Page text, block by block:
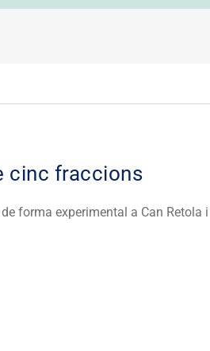
cinc fraccions
forma experimental a Can Retola